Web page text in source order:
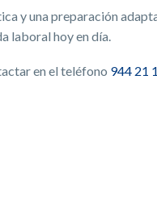
y una preparación
laboral hoy en día.
en el teléfono 944 21